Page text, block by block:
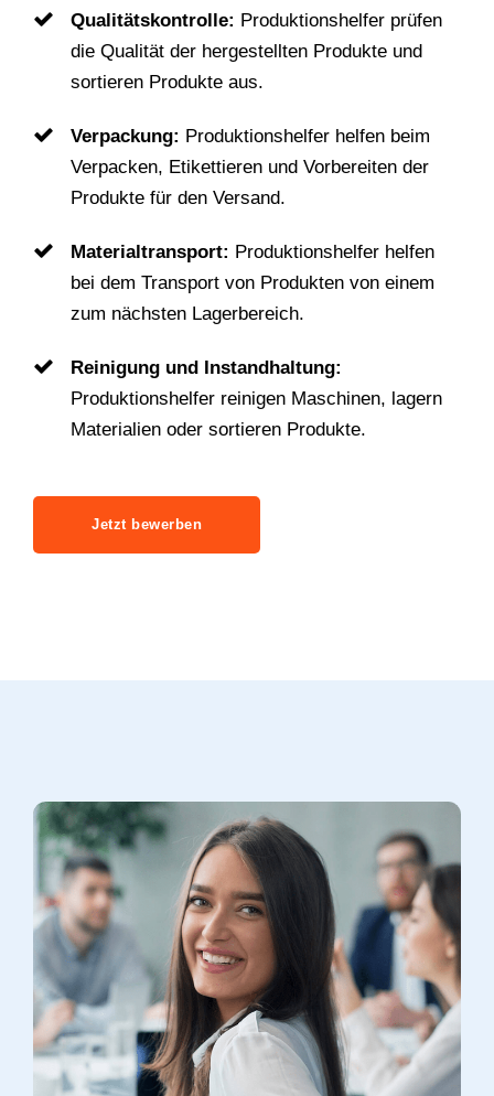
Qualitätskontrolle: Produktionshelfer prüfen
die Qualität der hergestellten Produkte und
sortieren Produkte aus.
Verpackung: Produktionshelfer helfen beim
Verpacken, Etikettieren und Vorbereiten der
Produkte für den Versand.
Materialtransport: Produktionshelfer helfen
bei dem Transport von Produkten von einem
zum nächsten Lagerbereich.
Reinigung und Instandhaltung:
Produktionshelfer reinigen Maschinen, lagern
Materialien oder sortieren Produkte.
Jetzt bewerben